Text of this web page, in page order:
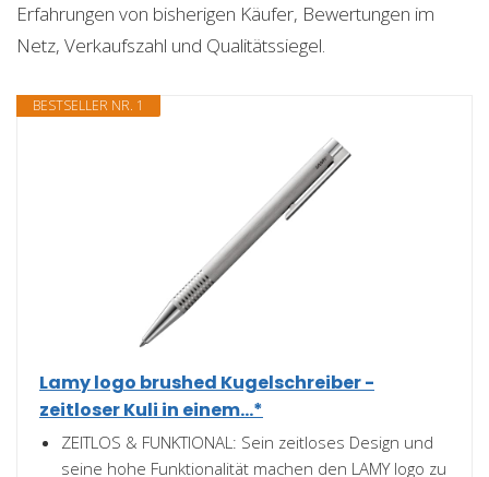
Erfahrungen von bisherigen Käufer, Bewertungen im
Netz, Verkaufszahl und Qualitätssiegel.
BESTSELLER NR. 1
Lamy logo brushed Kugelschreiber -
zeitloser Kuli in einem...*
ZEITLOS & FUNKTIONAL: Sein zeitloses Design und
seine hohe Funktionalität machen den LAMY logo zu